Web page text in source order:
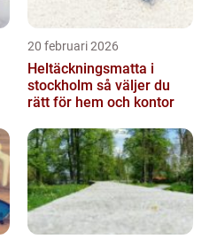
20 februari 2026
Heltäckningsmatta i
stockholm så väljer du
rätt för hem och kontor